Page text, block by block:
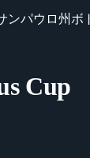
ンパウロ州
Cup